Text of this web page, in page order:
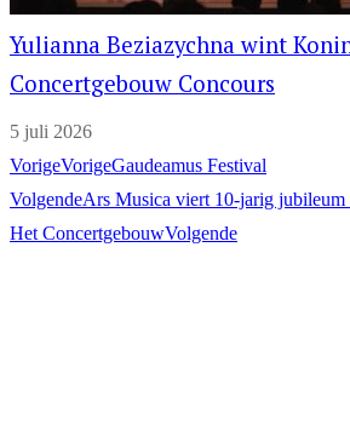
Yulianna Beziazychna wint
Concertgebouw Concours
5 juli 2026
VorigeVorigeGaudeamus Festival
VolgendeArs Musica viert 10-jarig jubileum
Het ConcertgebouwVolgende